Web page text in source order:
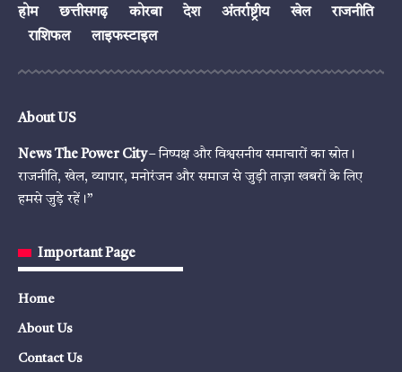
होम छत्तीसगढ़ कोरबा देश अंतर्राष्ट्रीय खेल
राजनीति
राशिफल
लाइफस्टाइल
About US
News The Power City– निष्पक्ष और विश्वसनीय समाचारों का स्रोत।
राजनीति, खेल, व्यापार, मनोरंजन और समाज से जुड़ी ताज़ा खबरों के लिए
हमसे जुड़े रहें।”
Important Page
Home
About Us
Contact Us